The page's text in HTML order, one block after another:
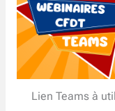
Lien Teams à